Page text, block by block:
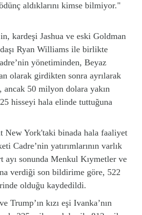
aldıklarını kimse bilmiyor."
kardeşi Jashua ve eski Goldman
Ryan Williams ile birlikte
yönetiminden, Beyaz
olarak girdikten sonra ayrılarak
ancak 50 milyon dolara yakın
hisseyi hala elinde tuttuğuna
New York'taki binada hala faaliyet
Cadre’nin yatırımlarının varlık
ayı sonunda Menkul Kıymetler ve
verdiği son bildirime göre, 522
olduğu kaydedildi.
Trump’ın kızı eşi Ivanka’nın